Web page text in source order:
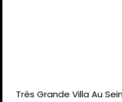
Très Grande Villa Au